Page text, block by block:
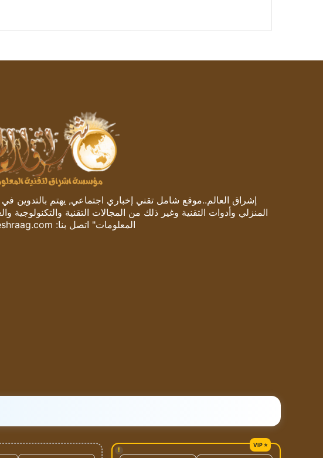
إشراق العالم..موقع شامل تقني إخباري اجتماعي, يهتم بالتدوين في
المنزلي وأدوات التقنية وغير ذلك من المجالات التقنية والتكنولوجية
المعلومات" اتصل بنا:
!